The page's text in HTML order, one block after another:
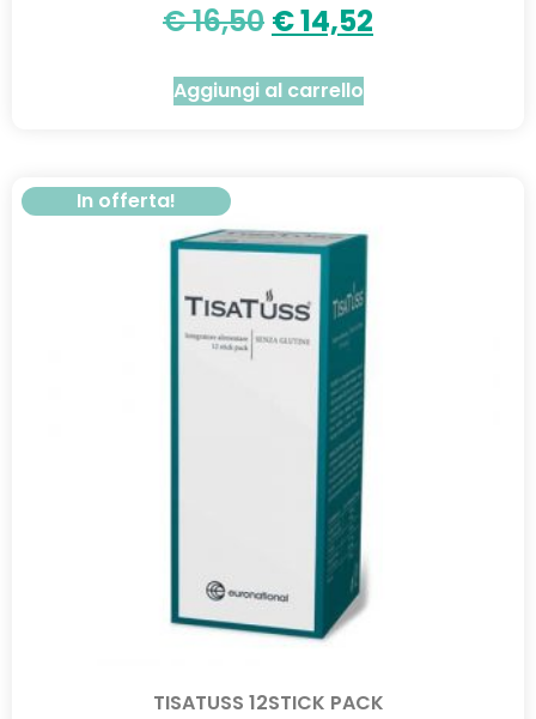
€16,50 €14,52
Aggiungi al carrello
In offerta!
TISATUSS 12STICK PACK